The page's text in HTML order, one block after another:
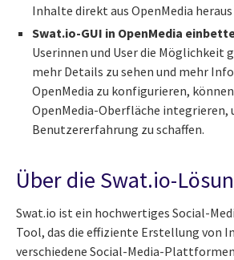
Inhalte direkt aus OpenMedia
Swat.io-GUI in OpenMedia
Userinnen und User die Möglichkeit
mehr Details zu sehen und mehr
OpenMedia zu konfigurieren,
OpenMedia-Oberfläche integrieren,
Benutzererfahrung zu schaffen.
Über die Swat.io-
Swat.io ist ein hochwertiges Social-
Tool, das die effiziente Erstellung von
verschiedene Social-Media-